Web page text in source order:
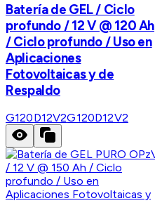
Batería de GEL / Ciclo
profundo / 12 V @ 120 Ah
/ Ciclo profundo / Uso en
Aplicaciones
Fotovoltaicas y de
Respaldo
G120D12V2G120D12V2